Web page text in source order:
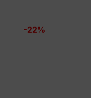
era:
es:
-22%